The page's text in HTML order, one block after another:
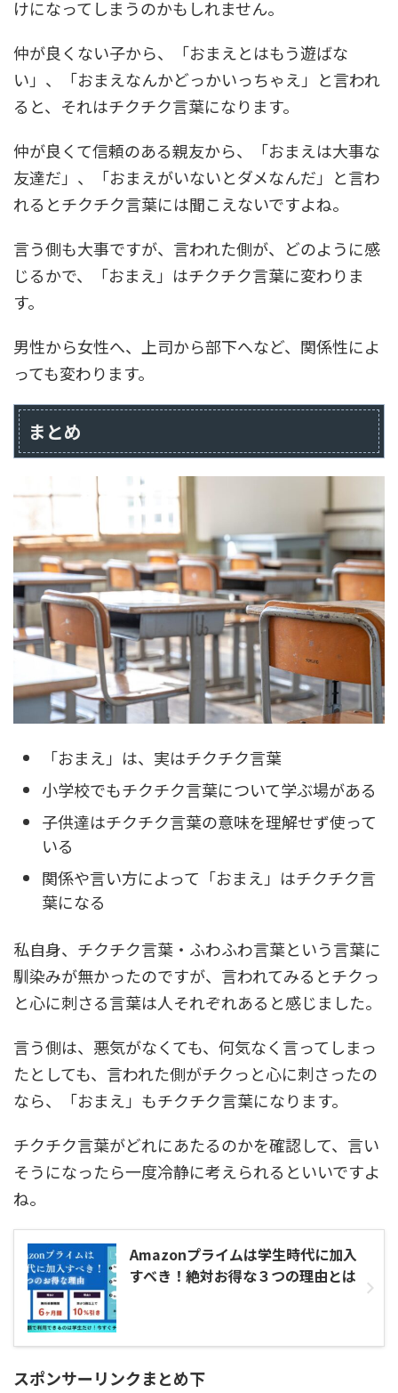
けになってしまうのかもしれません。
仲が良くない子から、「おまえとはもう遊ばな
い」、「おまえなんかどっかいっちゃえ」と言われ
ると、それはチクチク言葉になります。
仲が良くて信頼のある親友から、「おまえは大事な
友達だ」、「おまえがいないとダメなんだ」と言わ
れるとチクチク言葉には聞こえないですよね。
言う側も大事ですが、言われた側が、どのように感
じるかで、「おまえ」はチクチク言葉に変わりま
す。
男性から女性へ、上司から部下へなど、関係性によ
っても変わります。
まとめ
「おまえ」は、実はチクチク言葉
小学校でもチクチク言葉について学ぶ場がある
子供達はチクチク言葉の意味を理解せず使って
いる
関係や言い方によって「おまえ」はチクチク言
葉になる
私自身、チクチク言葉・ふわふわ言葉という言葉に
馴染みが無かったのですが、言われてみるとチクっ
と心に刺さる言葉は人それぞれあると感じました。
言う側は、悪気がなくても、何気なく言ってしまっ
たとしても、言われた側がチクっと心に刺さったの
なら、「おまえ」もチクチク言葉になります。
チクチク言葉がどれにあたるのかを確認して、言い
そうになったら一度冷静に考えられるといいですよ
ね。
Amazonプライムは学生時代に加入
すべき！絶対お得な３つの理由とは
スポンサーリンクまとめ下